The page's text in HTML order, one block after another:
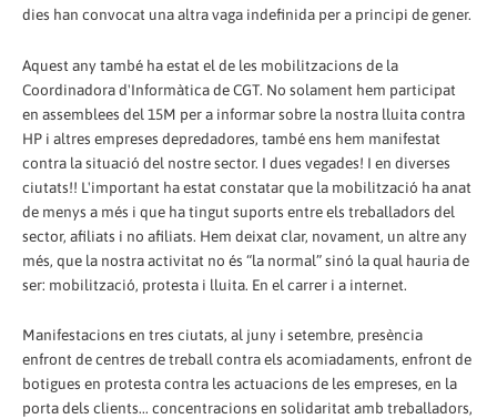
dies han convocat una altra vaga indefinida per a principi de gener.
Aquest any també ha estat el de les mobilitzacions de la
Coordinadora d'Informàtica de CGT. No solament hem participat
en assemblees del 15M per a informar sobre la nostra lluita contra
HP i altres empreses depredadores, també ens hem manifestat
contra la situació del nostre sector. I dues vegades! I en diverses
ciutats!! L'important ha estat constatar que la mobilització ha anat
de menys a més i que ha tingut suports entre els treballadors del
sector, afiliats i no afiliats. Hem deixat clar, novament, un altre any
més, que la nostra activitat no és “la normal” sinó la qual hauria de
ser: mobilització, protesta i lluita. En el carrer i a internet.
Manifestacions en tres ciutats, al juny i setembre, presència
enfront de centres de treball contra els acomiadaments, enfront de
botigues en protesta contra les actuacions de les empreses, en la
porta dels clients... concentracions en solidaritat amb treballadors,